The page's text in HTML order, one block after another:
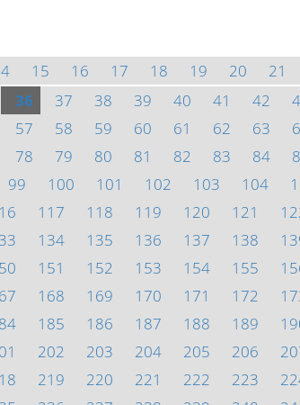
15 16 17 18 19 20 21
36 37 38 39 40 41 42
57 58 59 60 61 62 63
78 79 80 81 82 83 84
99 100 101 102 103 104
117 118 119 120 121
134 135 136 137 138
151 152 153 154 155
168 169 170 171 172
185 186 187 188 189
202 203 204 205 206
219 220 221 222 223